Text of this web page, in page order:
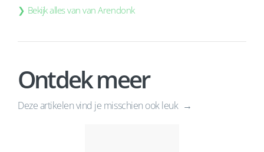
Bekijk alles van van Arendonk
Ontdek meer
Deze artikelen vind je misschien ook leuk